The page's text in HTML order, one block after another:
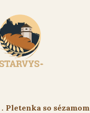
. Pletenka so sézamom